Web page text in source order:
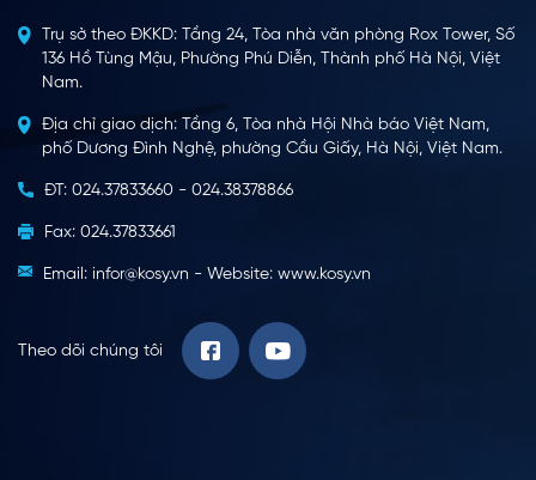
Trụ sở theo ĐKKD: Tầng 24, Tòa nhà văn phòng Rox Tower, Số
136 Hồ Tùng Mậu, Phường Phú Diễn, Thành phố Hà Nội, Việt
Nam.
Địa chỉ giao dịch: Tầng 6, Tòa nhà Hội Nhà báo Việt Nam,
phố Dương Đình Nghệ, phường Cầu Giấy, Hà Nội, Việt Nam.
ĐT: 024.37833660 - 024.38378866
Fax: 024.37833661
Email: infor@kosy.vn - Website: www.kosy.vn
Theo dõi chúng tôi